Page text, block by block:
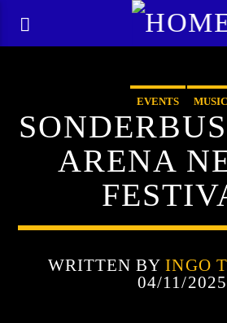
EVENTS MUSIC
ARENA
WRITTEN BYINGO
04/11/2025